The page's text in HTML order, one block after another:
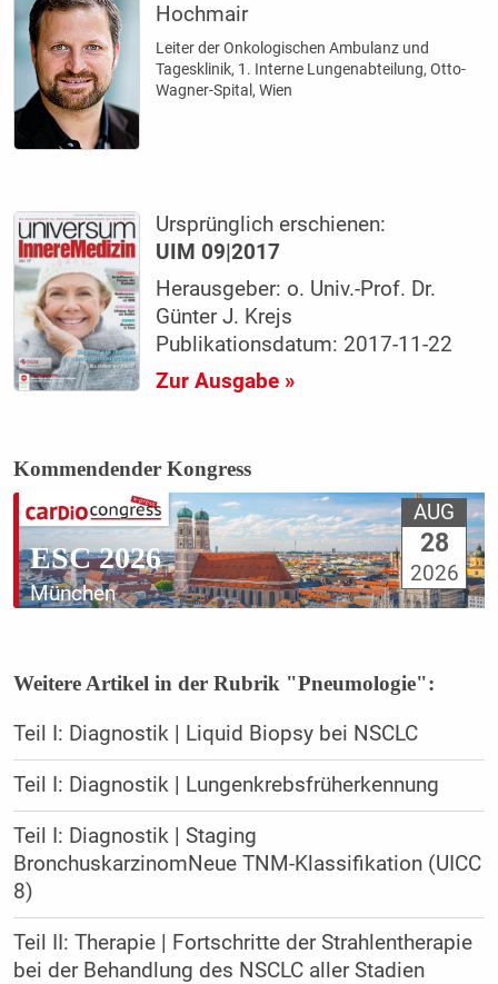
Hochmair
Leiter der Onkologischen Ambulanz und
Tagesklinik, 1. Interne Lungenabteilung, Otto-
Wagner-Spital, Wien
Ursprünglich erschienen:
UIM 09|2017
Herausgeber: o. Univ.-Prof. Dr.
Günter J. Krejs
Publikationsdatum: 2017-11-22
Zur Ausgabe »
Kommendender Kongress
ESC 2026
München
AUG
28
2026
Weitere Artikel in der Rubrik "Pneumologie":
Teil I: Diagnostik | Liquid Biopsy bei NSCLC
Teil I: Diagnostik | Lungenkrebsfrüherkennung
Teil I: Diagnostik | Staging
BronchuskarzinomNeue TNM-Klassifikation (UICC
8)
Teil II: Therapie | Fortschritte der Strahlentherapie
bei der Behandlung des NSCLC aller Stadien